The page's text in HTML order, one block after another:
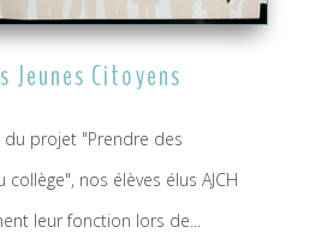
Jeunes Citoyens
projet "Prendre des
nos élèves élus AJCH
leur fonction lors de...